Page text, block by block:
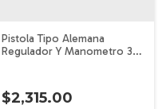
Pistola Tipo Alemana
Regulador Y Manometro 324
$2,315.00